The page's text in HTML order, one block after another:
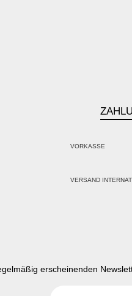
VORKASSE
VERSAND
erscheinenden